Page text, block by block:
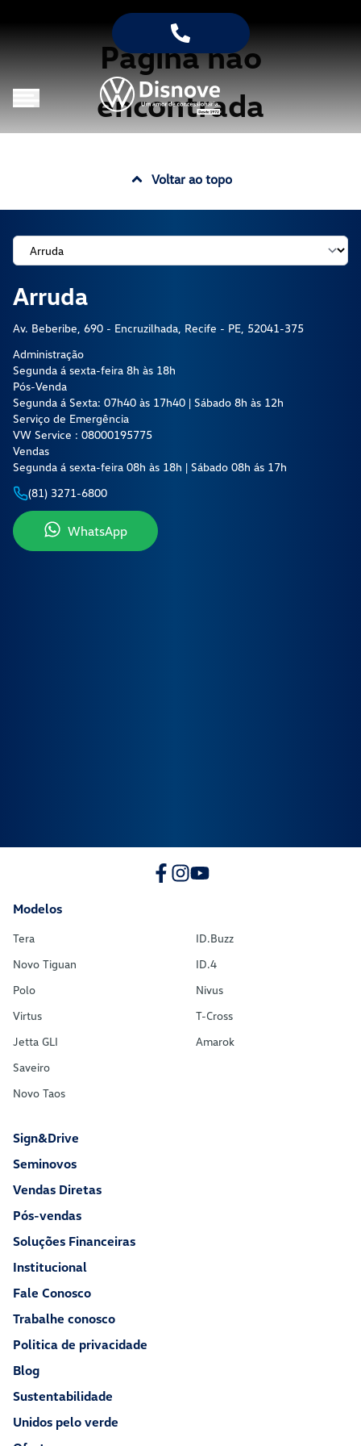
Página não
encontrada
Voltar ao topo
Arruda
Av. Beberibe, 690 - Encruzilhada, Recife - PE, 52041-375
Administração
Segunda á sexta-feira 8h às 18h
Pós-Venda
Segunda á Sexta: 07h40 às 17h40 | Sábado 8h às 12h
Serviço de Emergência
VW Service : 08000195775
Vendas
Segunda á sexta-feira 08h às 18h | Sábado 08h ás 17h
(81) 3271-6800
WhatsApp
Modelos
Tera
Novo Tiguan
Polo
Virtus
Jetta GLI
Saveiro
Novo Taos
ID.Buzz
ID.4
Nivus
T-Cross
Amarok
Sign&Drive
Seminovos
Vendas Diretas
Pós-vendas
Soluções Financeiras
Institucional
Fale Conosco
Trabalhe conosco
Politica de privacidade
Blog
Sustentabilidade
Unidos pelo verde